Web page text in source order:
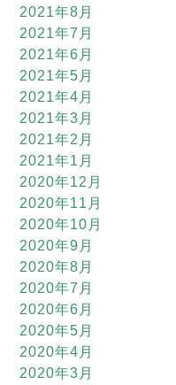
2021年8月
2021年7月
2021年6月
2021年5月
2021年4月
2021年3月
2021年2月
2021年1月
2020年12月
2020年11月
2020年10月
2020年9月
2020年8月
2020年7月
2020年6月
2020年5月
2020年4月
2020年3月